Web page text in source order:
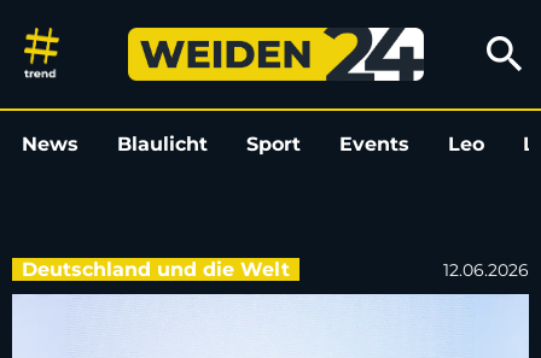
Störung bei Facebook-
search
News Blaulicht Sport Events Leo
Deutschland und die Welt 12.06.2026